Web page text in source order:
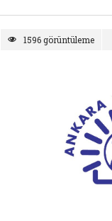
1596 görüntüleme